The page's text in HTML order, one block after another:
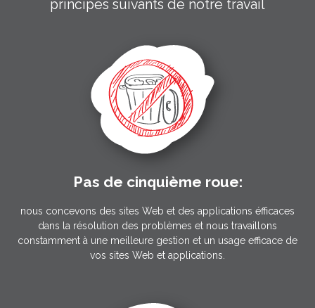
principes suivants de notre travail
Pas de cinquième roue:
nous concevons des sites Web et des applications éfficaces
dans la résolution des problèmes et nous travaillons
constamment à une meilleure gestion et un usage efficace de
vos sites Web et applications.